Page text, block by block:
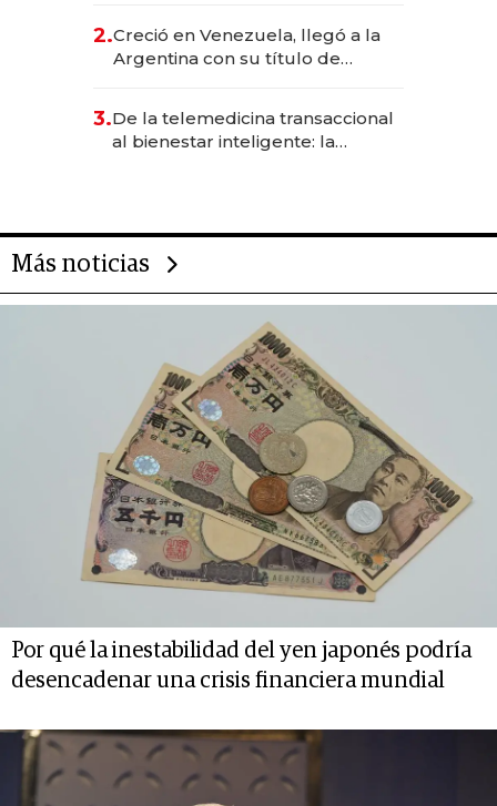
2.Creció en Venezuela, llegó a la
Argentina con su título de
las marcas "fast premium"
3.De la telemedicina transaccional
al bienestar inteligente: la
Más noticias
Por qué la inestabilidad del yen japonés podría
desencadenar una crisis financiera mundial